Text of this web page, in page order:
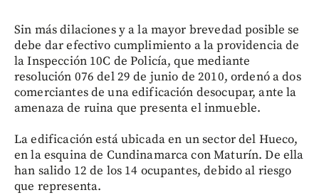
Sin más dilaciones y a la mayor brevedad posible se
debe dar efectivo cumplimiento a la providencia de
la Inspección 10C de Policía, que mediante
resolución 076 del 29 de junio de 2010, ordenó a dos
comerciantes de una edificación desocupar, ante la
amenaza de ruina que presenta el inmueble.
La edificación está ubicada en un sector del Hueco,
en la esquina de Cundinamarca con Maturín. De ella
han salido 12 de los 14 ocupantes, debido al riesgo
que representa.